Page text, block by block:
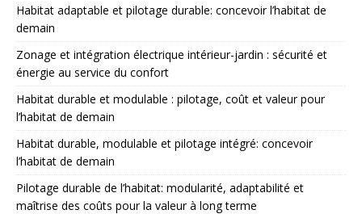
Habitat adaptable et pilotage durable: concevoir l’habitat de
demain
Zonage et intégration électrique intérieur-jardin : sécurité et
énergie au service du confort
Habitat durable et modulable : pilotage, coût et valeur pour
l’habitat de demain
Habitat durable, modulable et pilotage intégré: concevoir
l’habitat de demain
Pilotage durable de l’habitat: modularité, adaptabilité et
maîtrise des coûts pour la valeur à long terme